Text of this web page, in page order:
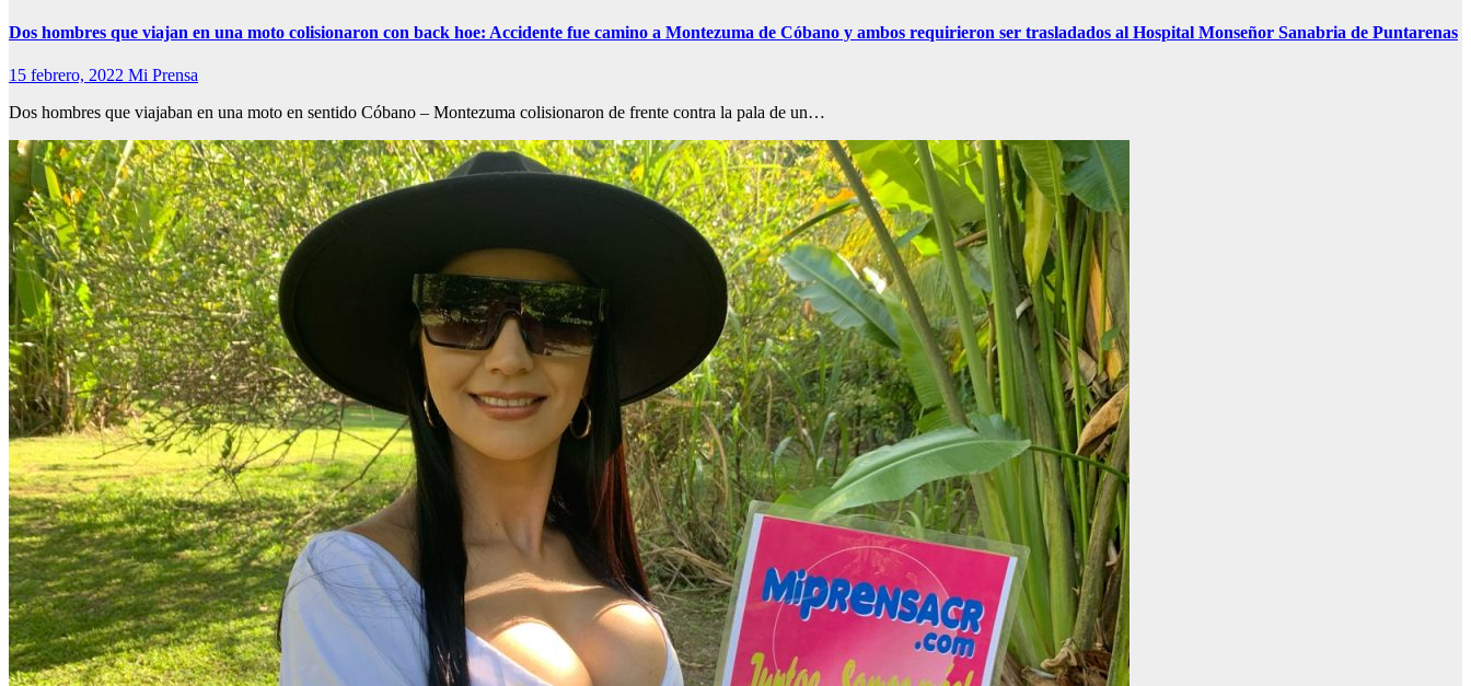
Dos hombres que viajan en una moto colisionaron con back hoe: Accidente fue camino a Montezuma de Cóbano y ambos requirieron ser trasladados al Hospital Monseñor Sanabria de Puntarenas
15 febrero, 2022 Mi Prensa
Dos hombres que viajaban en una moto en sentido Cóbano – Montezuma colisionaron de frente contra la pala de un…